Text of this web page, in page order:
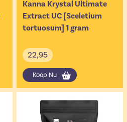
Kanna Krystal Ultimate
Extract UC [Sceletium
tortuosum] 1 gram
22,95
Koop Nu